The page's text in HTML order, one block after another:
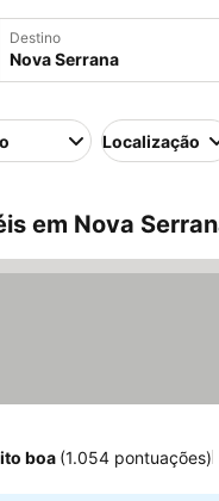
Destino
Localização
em Nova
boa (1.054 pontuações)